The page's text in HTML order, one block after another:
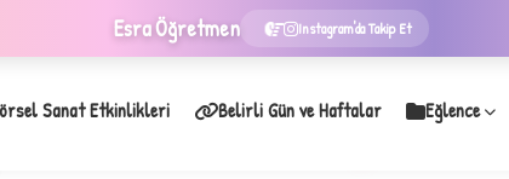
EsraÖğretmen Instagram'da Takip Et
Sanat Etkinlikleri Belirli Gün ve Haftalar Eğlence